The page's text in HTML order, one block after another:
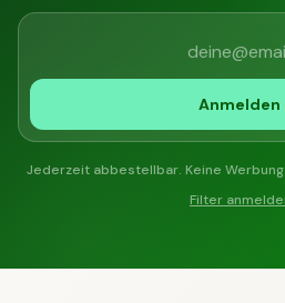
Jederzeit abbestellbar. Keine Werbung.
Filter